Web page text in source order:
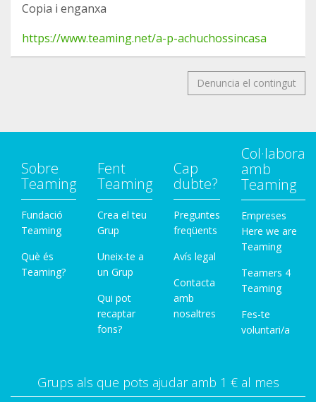
Copia i enganxa
https://www.teaming.net/a-p-achuchossincasa
Denuncia el contingut
Sobre
Teaming
Fundació
Teaming
Què és
Teaming?
Fent
Teaming
Crea el teu
Grup
Uneix-te a
un Grup
Qui pot
recaptar
fons?
Cap
dubte?
Preguntes
freqüents
Avís legal
Contacta
amb
nosaltres
Col·labora
amb
Teaming
Empreses
Here we are
Teaming
Teamers 4
Teaming
Fes-te
voluntari/a
Grups als que pots ajudar amb 1 € al mes